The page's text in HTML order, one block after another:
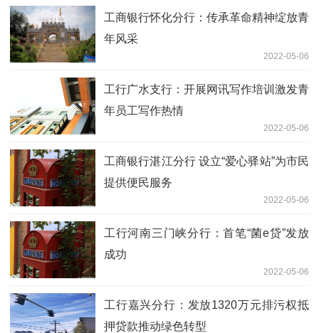
工商银行怀化分行：传承革命精神绽放青
年风采
2022-05-06
工行广水支行：开展网讯写作培训激发青
年员工写作热情
2022-05-06
工商银行湛江分行 设立“爱心驿站”为市民
提供便民服务
2022-05-06
工行河南三门峡分行：首笔“菌e贷”发放
成功
2022-05-06
工行嘉兴分行：发放1320万元排污权抵
押贷款推动绿色转型